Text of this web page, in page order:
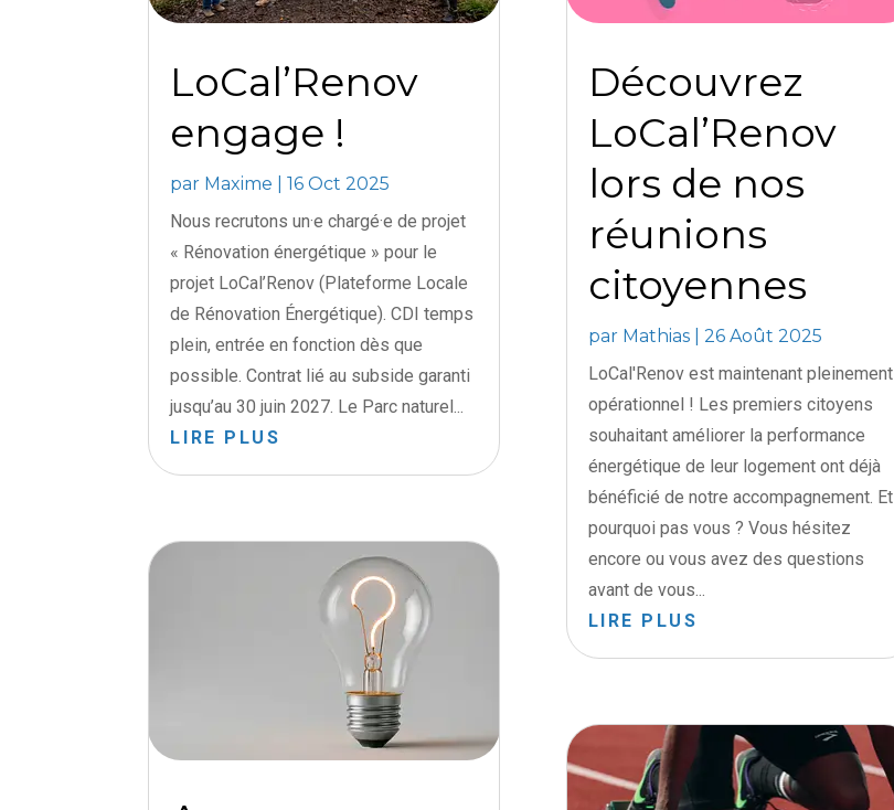
LoCal’Renov
engage !
par Maxime |16 Oct 2025
Nous recrutons un·e chargé·e de projet
« Rénovation énergétique » pour le
projet LoCal’Renov (Plateforme Locale
de Rénovation Énergétique). CDI temps
plein, entrée en fonction dès que
possible. Contrat lié au subside garanti
jusqu’au 30 juin 2027. Le Parc naturel...
LIRE PLUS
Découvrez
LoCal’Renov
lors de nos
réunions
citoyennes
par Mathias| 26 Août 2025
LoCal'Renov est maintenant pleinement
opérationnel ! Les premiers citoyens
souhaitant améliorer la performance
énergétique de leur logement ont déjà
bénéficié de notre accompagnement. Et
pourquoi pas vous ? Vous hésitez
encore ou vous avez des questions
avant de vous...
LIRE PLUS